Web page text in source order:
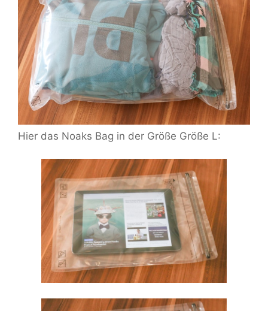
Hier das Noaks Bag in der Größe Größe L: